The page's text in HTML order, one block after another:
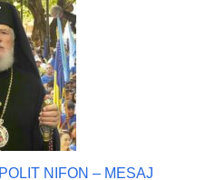
NIFON – MESAJ